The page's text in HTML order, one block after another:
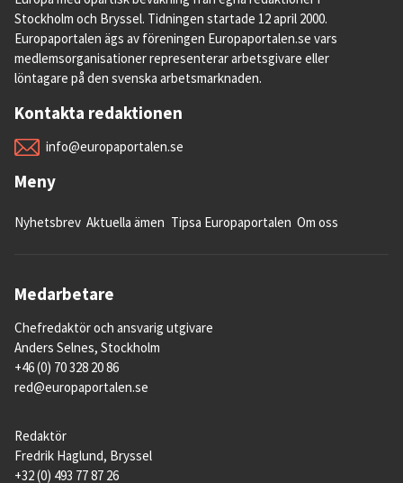
Stockholm och Bryssel. Tidningen startade 12 april 2000.
Europaportalen ägs av föreningen Europaportalen.se vars
medlemsorganisationer representerar arbetsgivare eller
löntagare på den svenska arbetsmarknaden.
Kontakta redaktionen
info@europaportalen.se
Meny
Nyhetsbrev Aktuella ämen Tipsa Europaportalen Om oss
Medarbetare
Chefredaktör och ansvarig utgivare
Anders Selnes, Stockholm
+46 (0) 70 328 20 86
red@europaportalen.se
Redaktör
Fredrik Haglund, Bryssel
+32 (0) 493 77 87 26